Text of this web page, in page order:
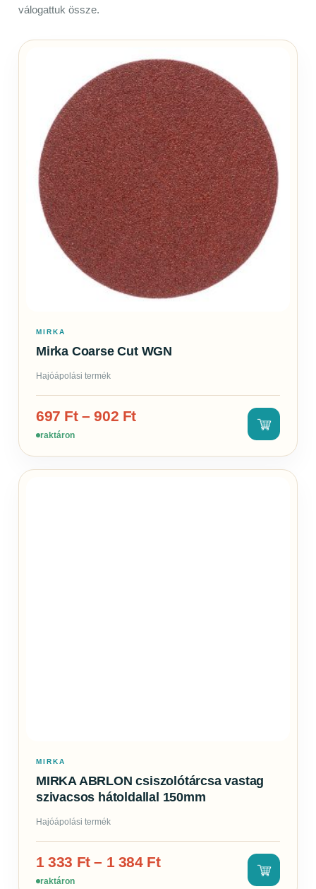
válogattuk össze.
MIRKA
Mirka Coarse Cut WGN
Hajóápolási termék
697 Ft–902 Ft
raktáron
MIRKA
MIRKA ABRLON csiszolótárcsa vastag
szivacsos hátoldallal 150mm
Hajóápolási termék
1 333 Ft– 1 384 Ft
raktáron